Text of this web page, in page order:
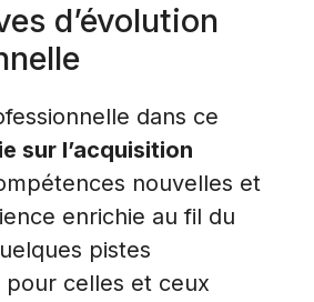
d’évolution
dans ce
sur l’acquisition
nouvelles et
enrichie au fil du
pistes
pour celles et ceux